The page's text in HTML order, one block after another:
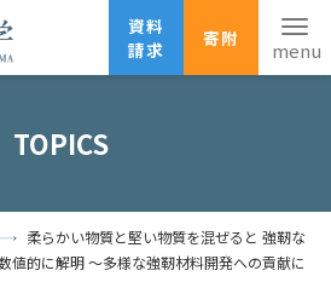
資料
請求
寄附
寄附
広報刊行物
TOPICS
柔らかい物質と堅い物質を混ぜると 強靭な
値的に解明 ～多様な強靭材料開発への貢献に